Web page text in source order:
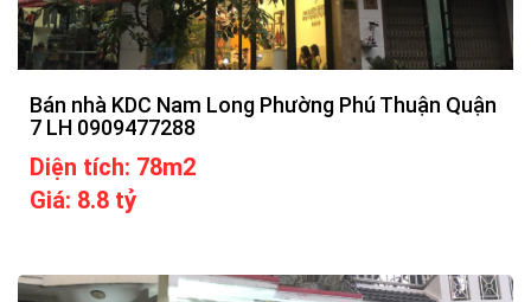
Bán nhà KDC Nam Long Phường Phú Thuận Quận
7 LH 0909477288
Diện tích: 78m2
Giá: 8.8 tỷ